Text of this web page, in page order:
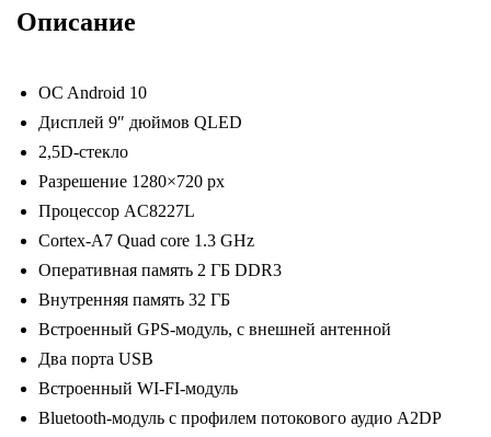
(TRAVEL
0702)
Android
10
1280x720
2-
32
Gb
Wi-
Fi
Описание
OC Android 10
Дисплей 9″ дюймов QLED
2,5D-стекло
Разрешение 1280×720 px
Процессор AC8227L
Cortex-A7 Quad core 1.3 GHz
Оперативная память 2 ГБ DDR3
Внутренняя память 32 ГБ
Встроенный GPS-модуль, с внешней антенной
Два порта USB
Встроенный WI-FI-модуль
Bluetooth-модуль с профилем потокового аудио A2DP